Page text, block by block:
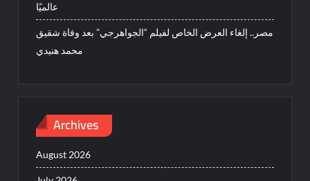
عالميًا
مصر.. إلغاء العرض الخاص لفيلم “الجواهرجي” بعد وفاة شقيق
محمد هنيدي
Archives
August 2026